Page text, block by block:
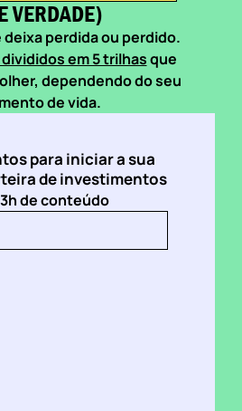
VERDADE)
perdida ou perdido.
em 5 trilhasque
dependendo do seu
de vida.